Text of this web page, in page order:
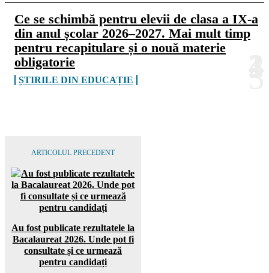
Ce se schimbă pentru elevii de clasa a IX-a
din anul școlar 2026–2027. Mai mult timp
pentru recapitulare și o nouă materie
obligatorie
ȘTIRILE DIN EDUCAȚIE
ARTICOLUL PRECEDENT
Au fost publicate rezultatele la
Bacalaureat 2026. Unde pot fi
consultate și ce urmează
pentru candidați